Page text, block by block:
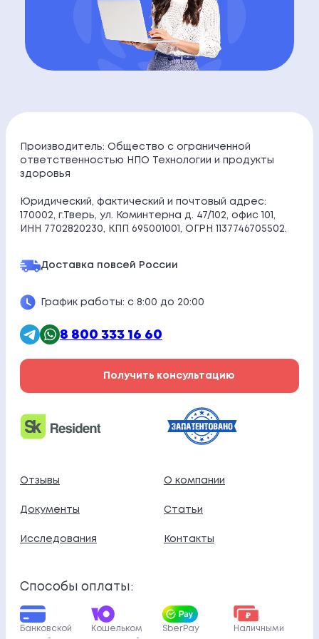
Производитель: Общество с ограниченной
ответственностью НПО Технологии и продукты
здоровья
Юридический, фактический и почтовый адрес:
170002, г.Тверь, ул. Коминтерна д. 47/102, офис 101,
ИНН 7702820230, КПП 695001001, ОГРН 1137746705502.
Доставка повсей России
График работы: с 8:00 до 20:00
8 800 333 16 60
Получить консультацию
Отзывы О компании
Документы Статьи
Исследования Контакты
Способы оплаты:
Банковской
Кошельком
SberPay Наличными